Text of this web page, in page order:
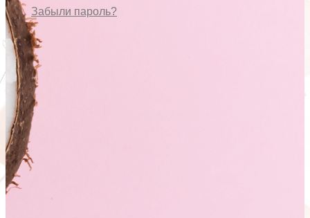
Забыли пароль?